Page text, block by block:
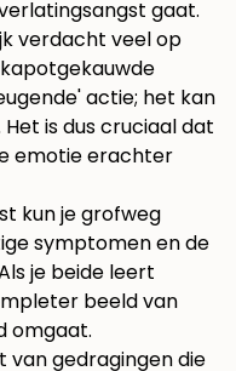
gaat.
verdacht veel op
actie; het kan
is dus cruciaal dat
emotie erachter
kun je grofweg
symptomen en de
je beide leert
beeld van
omgaat.
van gedragingen die